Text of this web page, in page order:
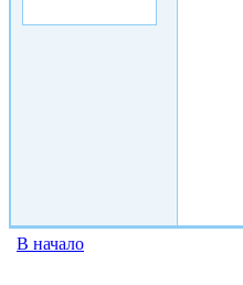
В начало